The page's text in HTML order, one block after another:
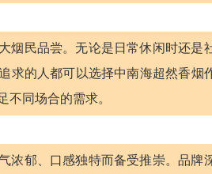
烟民品尝。无论是日常休闲时还
求的人都可以选择中南海超然香
不同场合的需求。
浓郁、口感独特而备受推崇。品